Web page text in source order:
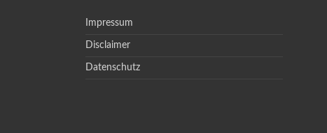
Impressum
Disclaimer
Datenschutz